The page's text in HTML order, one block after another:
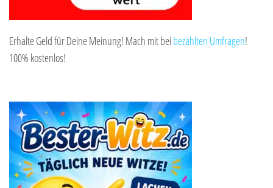
Erhalte Geld für Deine Meinung! Mach mit beibezahlten Umfragen!
100% kostenlos!